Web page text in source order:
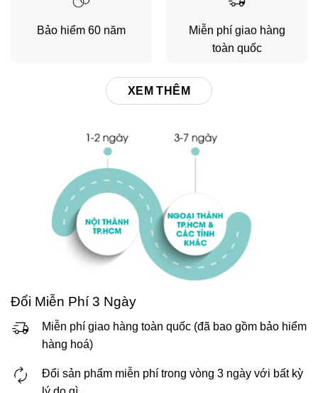
Bảo hiểm 60 năm
Miễn phí giao hàng
toàn quốc
XEM THÊM
Đổi Miễn Phí 3 Ngày
Miễn phí giao hàng toàn quốc (đã bao gồm bảo hiểm
hàng hoá)
Đổi sản phẩm miễn phí trong vòng 3 ngày với bất kỳ